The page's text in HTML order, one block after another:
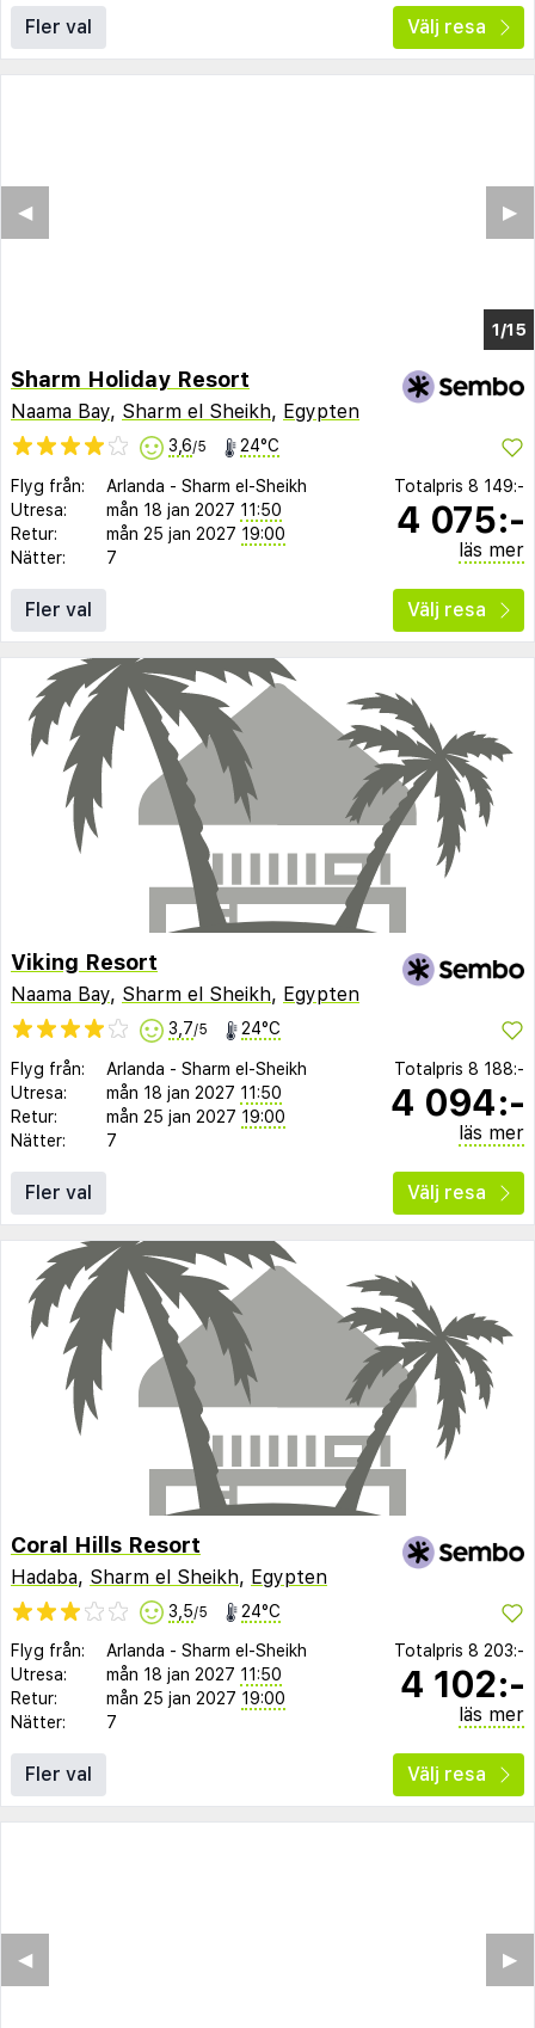
Fler val Välj resa
1/10
▶︎
◀︎
Sharm Holiday Resort
Naama Bay, Sharm el Sheikh, Egypten
3,6/5 24°C
Flyg från: Arlanda - Sharm el-Sheikh
Utresa:
mån 18 jan 2027 11:50
Retur:
mån 25 jan 2027 19:00
Nätter:
7
Totalpris 8 149:-
4 075:-
läs mer
Fler val Välj resa
Viking Resort
Naama Bay, Sharm el Sheikh, Egypten
3,7/5 24°C
Flyg från: Arlanda - Sharm el-Sheikh
Utresa:
mån 18 jan 2027 11:50
Retur:
mån 25 jan 2027 19:00
Nätter:
7
Totalpris 8 188:-
4 094:-
läs mer
Fler val Välj resa
Coral Hills Resort
Hadaba, Sharm el Sheikh, Egypten
3,5/5 24°C
Flyg från: Arlanda - Sharm el-Sheikh
Utresa:
mån 18 jan 2027 11:50
Retur:
mån 25 jan 2027 19:00
Nätter:
7
Totalpris 8 203:-
4 102:-
läs mer
Fler val Välj resa
▶︎
◀︎